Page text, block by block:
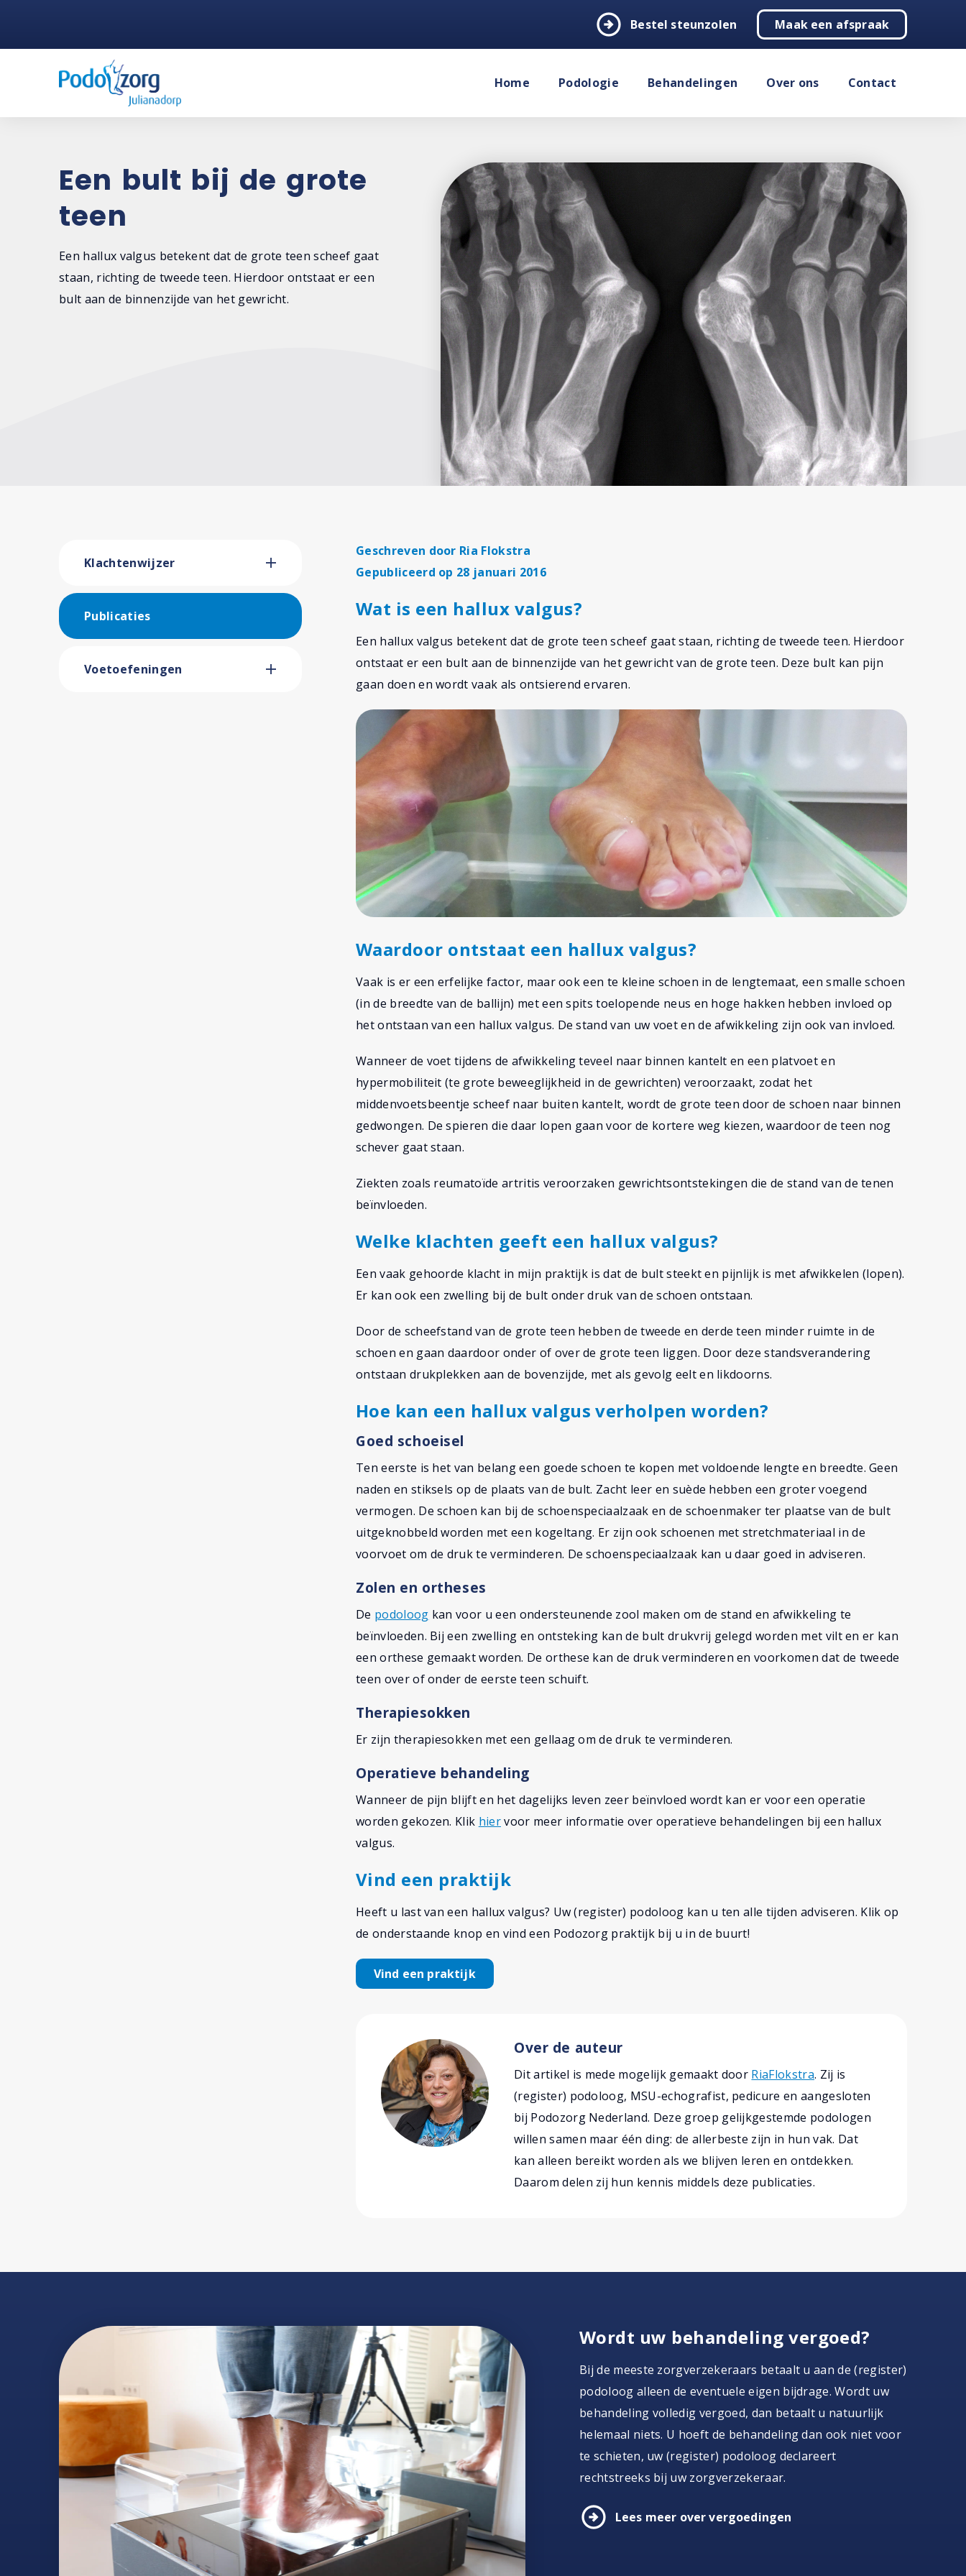
arrow_circle_right Bestel steunzolen Maak een afspraak
Home Podologie Behandelingen Over ons Contact
Een bult bij de grote
teen
Een hallux valgus betekent dat de grote teen scheef gaat
staan, richting de tweede teen. Hierdoor ontstaat er een
bult aan de binnenzijde van het gewricht.
Klachtenwijzer
Publicaties
Voetoefeningen
Geschreven door Ria Flokstra
Gepubliceerd op 28 januari 2016
Wat is een hallux valgus?
Een hallux valgus betekent dat de grote teen scheef gaat staan, richting de tweede teen. Hierdoor
ontstaat er een bult aan de binnenzijde van het gewricht van de grote teen. Deze bult kan pijn
gaan doen en wordt vaak als ontsierend ervaren.
Waardoor ontstaat een hallux valgus?
Vaak is er een erfelijke factor, maar ook een te kleine schoen in de lengtemaat, een smalle schoen
(in de breedte van de ballijn) met een spits toelopende neus en hoge hakken hebben invloed op
het ontstaan van een hallux valgus. De stand van uw voet en de afwikkeling zijn ook van invloed.
Wanneer de voet tijdens de afwikkeling teveel naar binnen kantelt en een platvoet en
hypermobiliteit (te grote beweeglijkheid in de gewrichten) veroorzaakt, zodat het
middenvoetsbeentje scheef naar buiten kantelt, wordt de grote teen door de schoen naar binnen
gedwongen. De spieren die daar lopen gaan voor de kortere weg kiezen, waardoor de teen nog
schever gaat staan.
Ziekten zoals reumatoïde artritis veroorzaken gewrichtsontstekingen die de stand van de tenen
beïnvloeden.
Welke klachten geeft een hallux valgus?
Een vaak gehoorde klacht in mijn praktijk is dat de bult steekt en pijnlijk is met afwikkelen (lopen).
Er kan ook een zwelling bij de bult onder druk van de schoen ontstaan.
Door de scheefstand van de grote teen hebben de tweede en derde teen minder ruimte in de
schoen en gaan daardoor onder of over de grote teen liggen. Door deze standsverandering
ontstaan drukplekken aan de bovenzijde, met als gevolg eelt en likdoorns.
Hoe kan een hallux valgus verholpen worden?
Goed schoeisel
Ten eerste is het van belang een goede schoen te kopen met voldoende lengte en breedte. Geen
naden en stiksels op de plaats van de bult. Zacht leer en suède hebben een groter voegend
vermogen. De schoen kan bij de schoenspeciaalzaak en de schoenmaker ter plaatse van de bult
uitgeknobbeld worden met een kogeltang. Er zijn ook schoenen met stretchmateriaal in de
voorvoet om de druk te verminderen. De schoenspeciaalzaak kan u daar goed in adviseren.
Zolen en ortheses
De podoloog kan voor u een ondersteunende zool maken om de stand en afwikkeling te
beïnvloeden. Bij een zwelling en ontsteking kan de bult drukvrij gelegd worden met vilt en er kan
een orthese gemaakt worden. De orthese kan de druk verminderen en voorkomen dat de tweede
teen over of onder de eerste teen schuift.
Therapiesokken
Er zijn therapiesokken met een gellaag om de druk te verminderen.
Operatieve behandeling
Wanneer de pijn blijft en het dagelijks leven zeer beïnvloed wordt kan er voor een operatie
worden gekozen. Klik hiervoor meer informatie over operatieve behandelingen bij een hallux
valgus.
Vind een praktijk
Heeft u last van een hallux valgus? Uw (register) podoloog kan u ten alle tijden adviseren. Klik op
de onderstaande knop en vind een Podozorg praktijk bij u in de buurt!
Vind een praktijk
Over de auteur
Dit artikel is mede mogelijk gemaakt door RiaFlokstra. Zij is
(register) podoloog, MSU-echografist, pedicure en aangesloten
bij Podozorg Nederland. Deze groep gelijkgestemde podologen
willen samen maar één ding: de allerbeste zijn in hun vak. Dat
kan alleen bereikt worden als we blijven leren en ontdekken.
Daarom delen zij hun kennis middels deze publicaties.
Wordt uw behandeling vergoed?
Bij de meeste zorgverzekeraars betaalt u aan de (register)
podoloog alleen de eventuele eigen bijdrage. Wordt uw
behandeling volledig vergoed, dan betaalt u natuurlijk
helemaal niets. U hoeft de behandeling dan ook niet voor
te schieten, uw (register) podoloog declareert
rechtstreeks bij uw zorgverzekeraar.
arrow_circle_right Lees meer over vergoedingen